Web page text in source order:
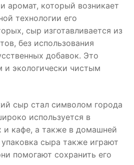
аромат, который возникает
технологии его
сыр изготавливается из
без использования
добавок. Это
и экологически чистым
сыр стал символом города
используется в
и кафе, а также в домашней
сыра также играют
помогают сохранить его